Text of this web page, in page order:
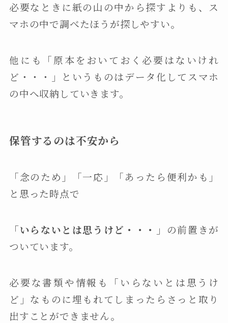
必要なときに紙の山の中から探すよりも、ス
マホの中で調べたほうが探しやすい。
他にも「原本をおいておく必要はないけれ
ど・・・」というものはデータ化してスマホ
の中へ収納していきます。
保管するのは不安から
「念のため」「一応」「あったら便利かも」
と思った時点で
「いらないとは思うけど・・・」 の前置きが
ついています。
必要な書類や情報も「いらないとは思うけ
ど」なものに埋もれてしまったらさっと取り
出すことができません。